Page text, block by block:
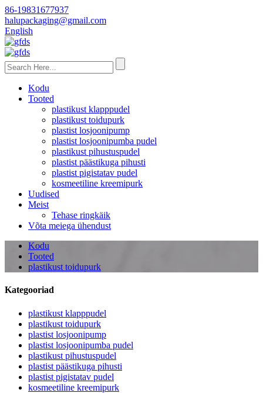
86-19831677937
halupackaging@gmail.com
English
Kodu
Tooted
plastikust klapppudel
plastikust toidupurk
plastist losjoonipump
plastist losjoonipumba pudel
plastikust pihustuspudel
plastist päästikuga pihusti
plastist pigistatav pudel
kosmeetiline kreemipurk
Uudised
Meist
Tehase ringkäik
Võta meiega ühendust
Kodu
Tooted
plastikust toidupurk
Kategooriad
plastikust klapppudel
plastikust toidupurk
plastist losjoonipump
plastist losjoonipumba pudel
plastikust pihustuspudel
plastist päästikuga pihusti
plastist pigistatav pudel
kosmeetiline kreemipurk